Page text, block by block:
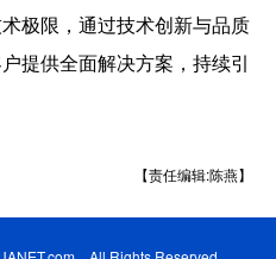
青海 宁夏
黑龙江
Français عربى
限，通过技术创新与品质
提供全面解决方案，持续引
【责任编辑:陈燕】